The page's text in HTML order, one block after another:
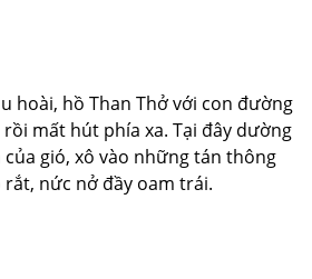
hoài, hồ Than Thở với con đường
mất hút phía xa. Tại đây dường
gió, xô vào những tán thông
nức nở đầy oam trái.